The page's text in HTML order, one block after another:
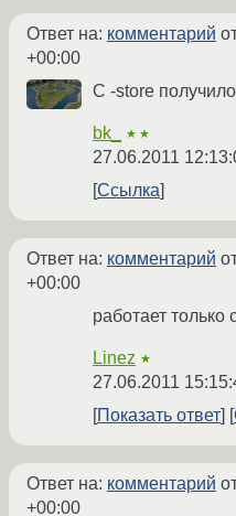
Ответ на: комментарий
+00:00
C -store
bk_ ★★
27.06.2011
Ссылка
Ответ на: комментарий
+00:00
работает только
Linez ★
27.06.2011
Показать ответ
Ответ на: комментарий
+00:00